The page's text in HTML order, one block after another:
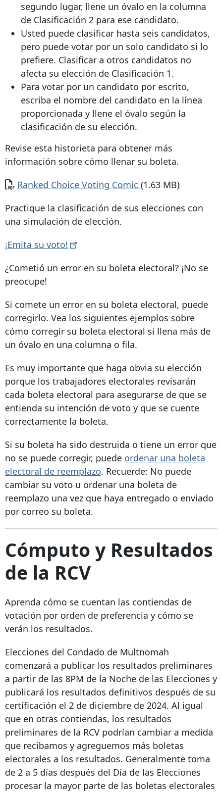
segundo lugar, llene un óvalo en la columna
de Clasificación 2 para ese candidato.
Usted puede clasificar hasta seis candidatos,
pero puede votar por un solo candidato si lo
prefiere. Clasificar a otros candidatos no
afecta su elección de Clasificación 1.
Para votar por un candidato por escrito,
escriba el nombre del candidato en la línea
proporcionada y llene el óvalo según la
clasificación de su elección.
Revise esta historieta para obtener más
información sobre cómo llenar su boleta.
Document
Ranked Choice Voting Comic (1.63 MB)
Practique la clasificación de sus elecciones con
una simulación de elección.
¡Emita su voto!
¿Cometió un error en su boleta electoral? ¡No se
preocupe!
Si comete un error en su boleta electoral, puede
corregirlo. Vea los siguientes ejemplos sobre
cómo corregir su boleta electoral si llena más de
un óvalo en una columna o fila.
Es muy importante que haga obvia su elección
porque los trabajadores electorales revisarán
cada boleta electoral para asegurarse de que se
entienda su intención de voto y que se cuente
correctamente la boleta.
Si su boleta ha sido destruida o tiene un error que
no se puede corregir, puede ordenar una boleta
electoral de reemplazo. Recuerde: No puede
cambiar su voto u ordenar una boleta de
reemplazo una vez que haya entregado o enviado
por correo su boleta.
Cómputo y Resultados
de la RCV
Aprenda cómo se cuentan las contiendas de
votación por orden de preferencia y cómo se
verán los resultados.
Elecciones del Condado de Multnomah
comenzará a publicar los resultados preliminares
a partir de las 8PM de la Noche de las Elecciones y
publicará los resultados definitivos después de su
certificación el 2 de diciembre de 2024. Al igual
que en otras contiendas, los resultados
preliminares de la RCV podrían cambiar a medida
que recibamos y agreguemos más boletas
electorales a los resultados. Generalmente toma
de 2 a 5 días después del Día de las Elecciones
procesar la mayor parte de las boletas electorales